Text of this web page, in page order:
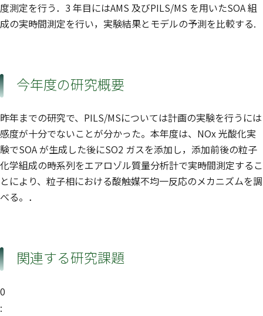
度測定を行う．3 年目にはAMS 及びPILS/MS を用いたSOA 組
成の実時間測定を行い，実験結果とモデルの予測を比較する.
今年度の研究概要
昨年までの研究で、PILS/MSについては計画の実験を行うには
感度が十分でないことが分かった。本年度は、NOx 光酸化実
験でSOA が生成した後にSO2 ガスを添加し，添加前後の粒子
化学組成の時系列をエアロゾル質量分析計で実時間測定するこ
とにより、粒子相における酸触媒不均一反応のメカニズムを調
べる。．
関連する研究課題
0
: